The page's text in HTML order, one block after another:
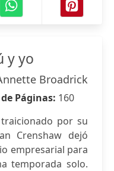
y yo
Broadrick
Páginas: 160
por su
Crenshaw dejó
empresarial para
temporada solo.